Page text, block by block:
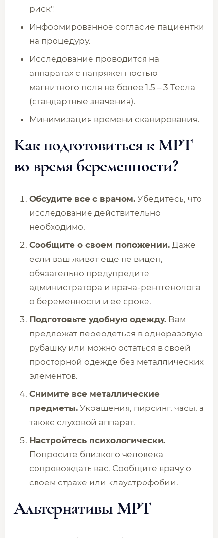
риск".
Информированное согласие пациентки
на процедуру.
Исследование проводится на
аппаратах с напряженностью
магнитного поля не более 1.5 – 3 Тесла
(стандартные значения).
Минимизация времени сканирования.
Как подготовиться к МРТ
во время беременности?
Обсудите все с врачом. Убедитесь, что
исследование действительно
необходимо.
Сообщите о своем положении. Даже
если ваш живот еще не виден,
обязательно предупредите
администратора и врача-рентгенолога
о беременности и ее сроке.
Подготовьте удобную одежду. Вам
предложат переодеться в одноразовую
рубашку или можно остаться в своей
просторной одежде без металлических
элементов.
Снимите все металлические
предметы. Украшения, пирсинг, часы, а
также слуховой аппарат.
Настройтесь психологически.
Попросите близкого человека
сопровождать вас. Сообщите врачу о
своем страхе или клаустрофобии.
Альтернативы МРТ